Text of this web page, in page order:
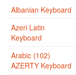
Albanian Keyboard
Azeri Latin
Keyboard
Arabic (102)
AZERTY Keyboard